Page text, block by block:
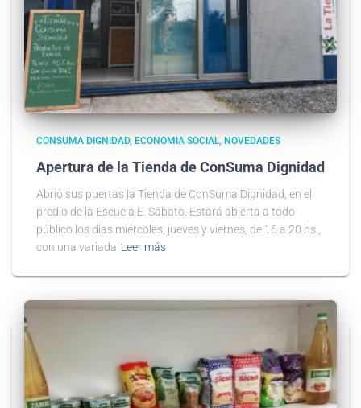
CONSUMA DIGNIDAD ECONOMIA SOCIAL NOVEDADES
Apertura de la Tienda de ConSuma Dignidad
Abrió sus puertas la Tienda de ConSuma Dignidad, en el
predio de la Escuela E. Sábato. Estará abierta a todo
público los días miércoles, jueves y viernes, de 16 a 20 hs.,
con una variada Leer más